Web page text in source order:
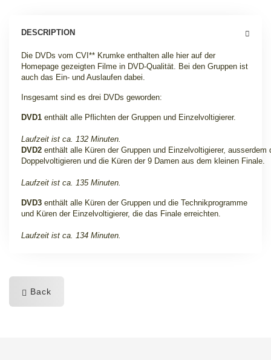
DESCRIPTION
Die DVDs vom CVI** Krumke enthalten alle hier auf der
Homepage gezeigten Filme in DVD-Qualität. Bei den Gruppen ist
auch das Ein- und Auslaufen dabei.
Insgesamt sind es drei DVDs geworden:
DVD1 enthält alle Pflichten der Gruppen und Einzelvoltigierer.
Laufzeit ist ca. 132 Minuten.
DVD2 enthält alle Küren der Gruppen und Einzelvoltigierer, ausserdem
Doppelvoltigieren und die Küren der 9 Damen aus dem kleinen Finale.
Laufzeit ist ca. 135 Minuten.
DVD3 enthält alle Küren der Gruppen und die Technikprogramme
und Küren der Einzelvoltigierer, die das Finale erreichten.
Laufzeit ist ca. 134 Minuten.
Back